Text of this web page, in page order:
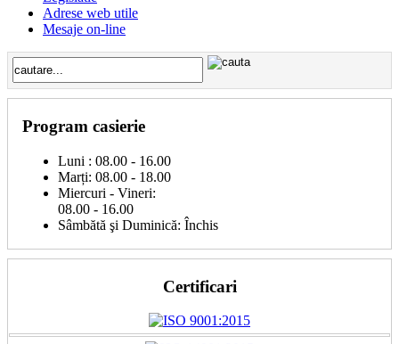
Adrese web utile
Mesaje on-line
Program casierie
Luni : 08.00 - 16.00
Marți: 08.00 - 18.00
Miercuri - Vineri:
08.00 - 16.00
Sâmbătă şi Duminică: Închis
Certificari